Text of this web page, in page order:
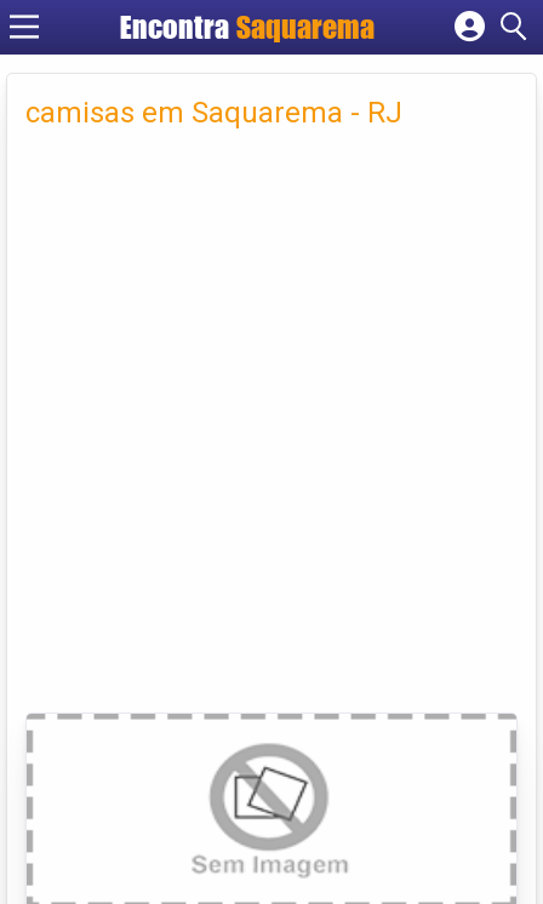
Encontra Saquarema
Cadastrar empresa
Criar conta
camisas em Saquarema - RJ